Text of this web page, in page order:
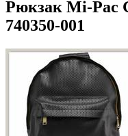
Рюкзак Mi-Pac
740350-001